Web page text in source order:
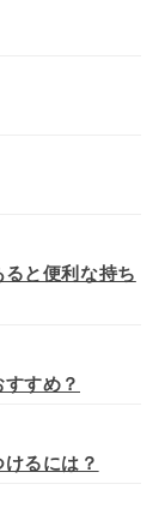
と便利な持ち
すめ？
るには？